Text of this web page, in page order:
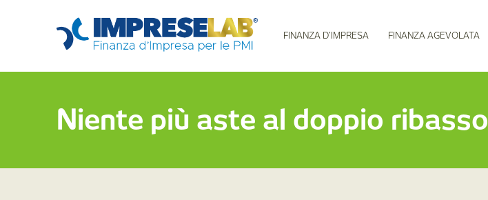
FINANZA D’IMPRESA FINANZA AGEVOLATA
Niente più aste al doppio ribasso